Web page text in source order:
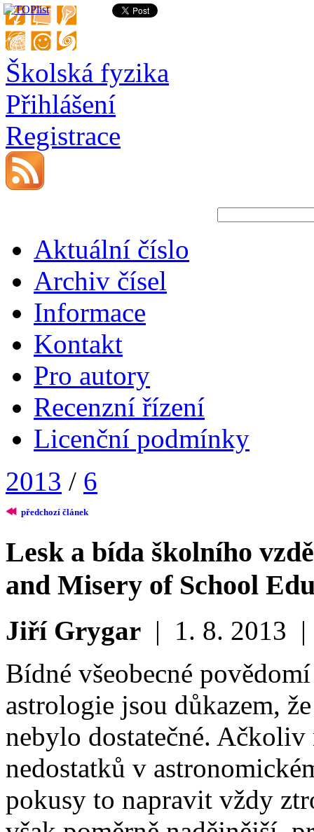
Školská fyzika
Přihlášení
Registrace
Aktuální číslo
Archiv čísel
Informace
Kontakt
Pro autory
Recenzní řízení
Licenční podmínky
2013 / 6
předchozí článek
Lesk a bída školního
and Misery of School
Jiří Grygar | 1. 8. 2013
Bídné všeobecné
astrologie jsou důkazem,
nebylo dostatečné.
nedostatků v
pokusy to napravit vždy